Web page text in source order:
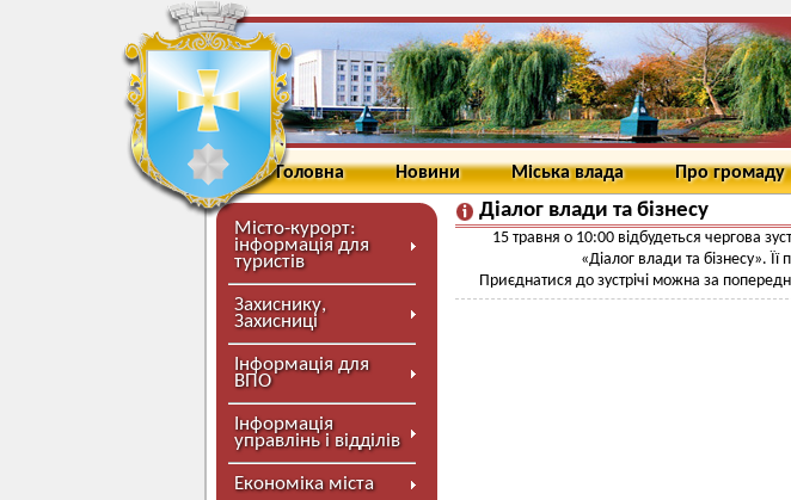
Головна Новини Міська влада Про громаду
Місто-курорт:
інформація для
туристів
Захиснику,
Захисниці
Інформація для
ВПО
Інформація
управлінь і відділів
Економіка міста
Діалог влади та бізнесу
15 травня о 10:00 відбудеться чергова
«Діалог влади та бізнесу».
Приєднатися до зустрічі можна за